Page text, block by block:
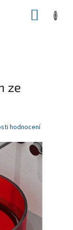
ze
hodnocení